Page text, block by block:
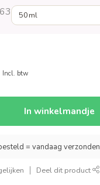
Incl. btw
In winkelmandje
= vandaag verzonden
Deel dit product